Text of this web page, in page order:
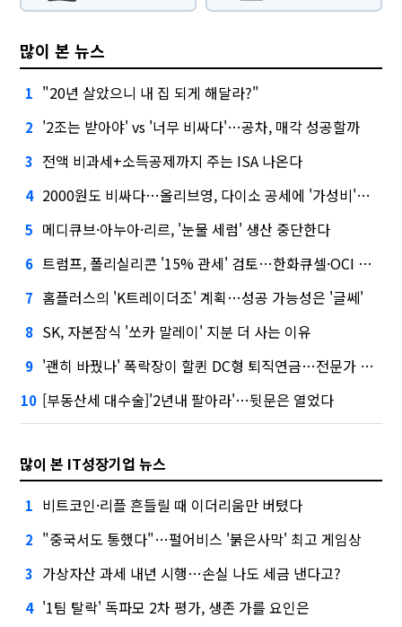
많이 본 뉴스
1 "20년 살았으니 내 집 되게 해달라?"
2 '2조는 받아야' vs '너무 비싸다'…공차, 매각 성공할까
3 전액 비과세+소득공제까지 주는 ISA 나온다
4 2000원도 비싸다…올리브영, 다이소 공세에 '가성비'로 맞불
5 메디큐브·아누아·리르, '눈물 세럼' 생산 중단한다
6 트럼프, 폴리실리콘 '15% 관세' 검토…한화큐셀·OCI 영향은?
7 홈플러스의 'K트레이더조' 계획…성공 가능성은 '글쎄'
8 SK, 자본잠식 '쏘카 말레이' 지분 더 사는 이유
9 '괜히 바꿨나' 폭락장이 할퀸 DC형 퇴직연금…전문가 조언은
10 [부동산세 대수술]'2년내 팔아라'…뒷문은 열었다
많이 본 IT성장기업 뉴스
1 비트코인·리플 흔들릴 때 이더리움만 버텼다
2 "중국서도 통했다"…펄어비스 '붉은사막' 최고 게임상
3 가상자산 과세 내년 시행…손실 나도 세금 낸다고?
4 '1팀 탈락' 독파모 2차 평가, 생존 가를 요인은